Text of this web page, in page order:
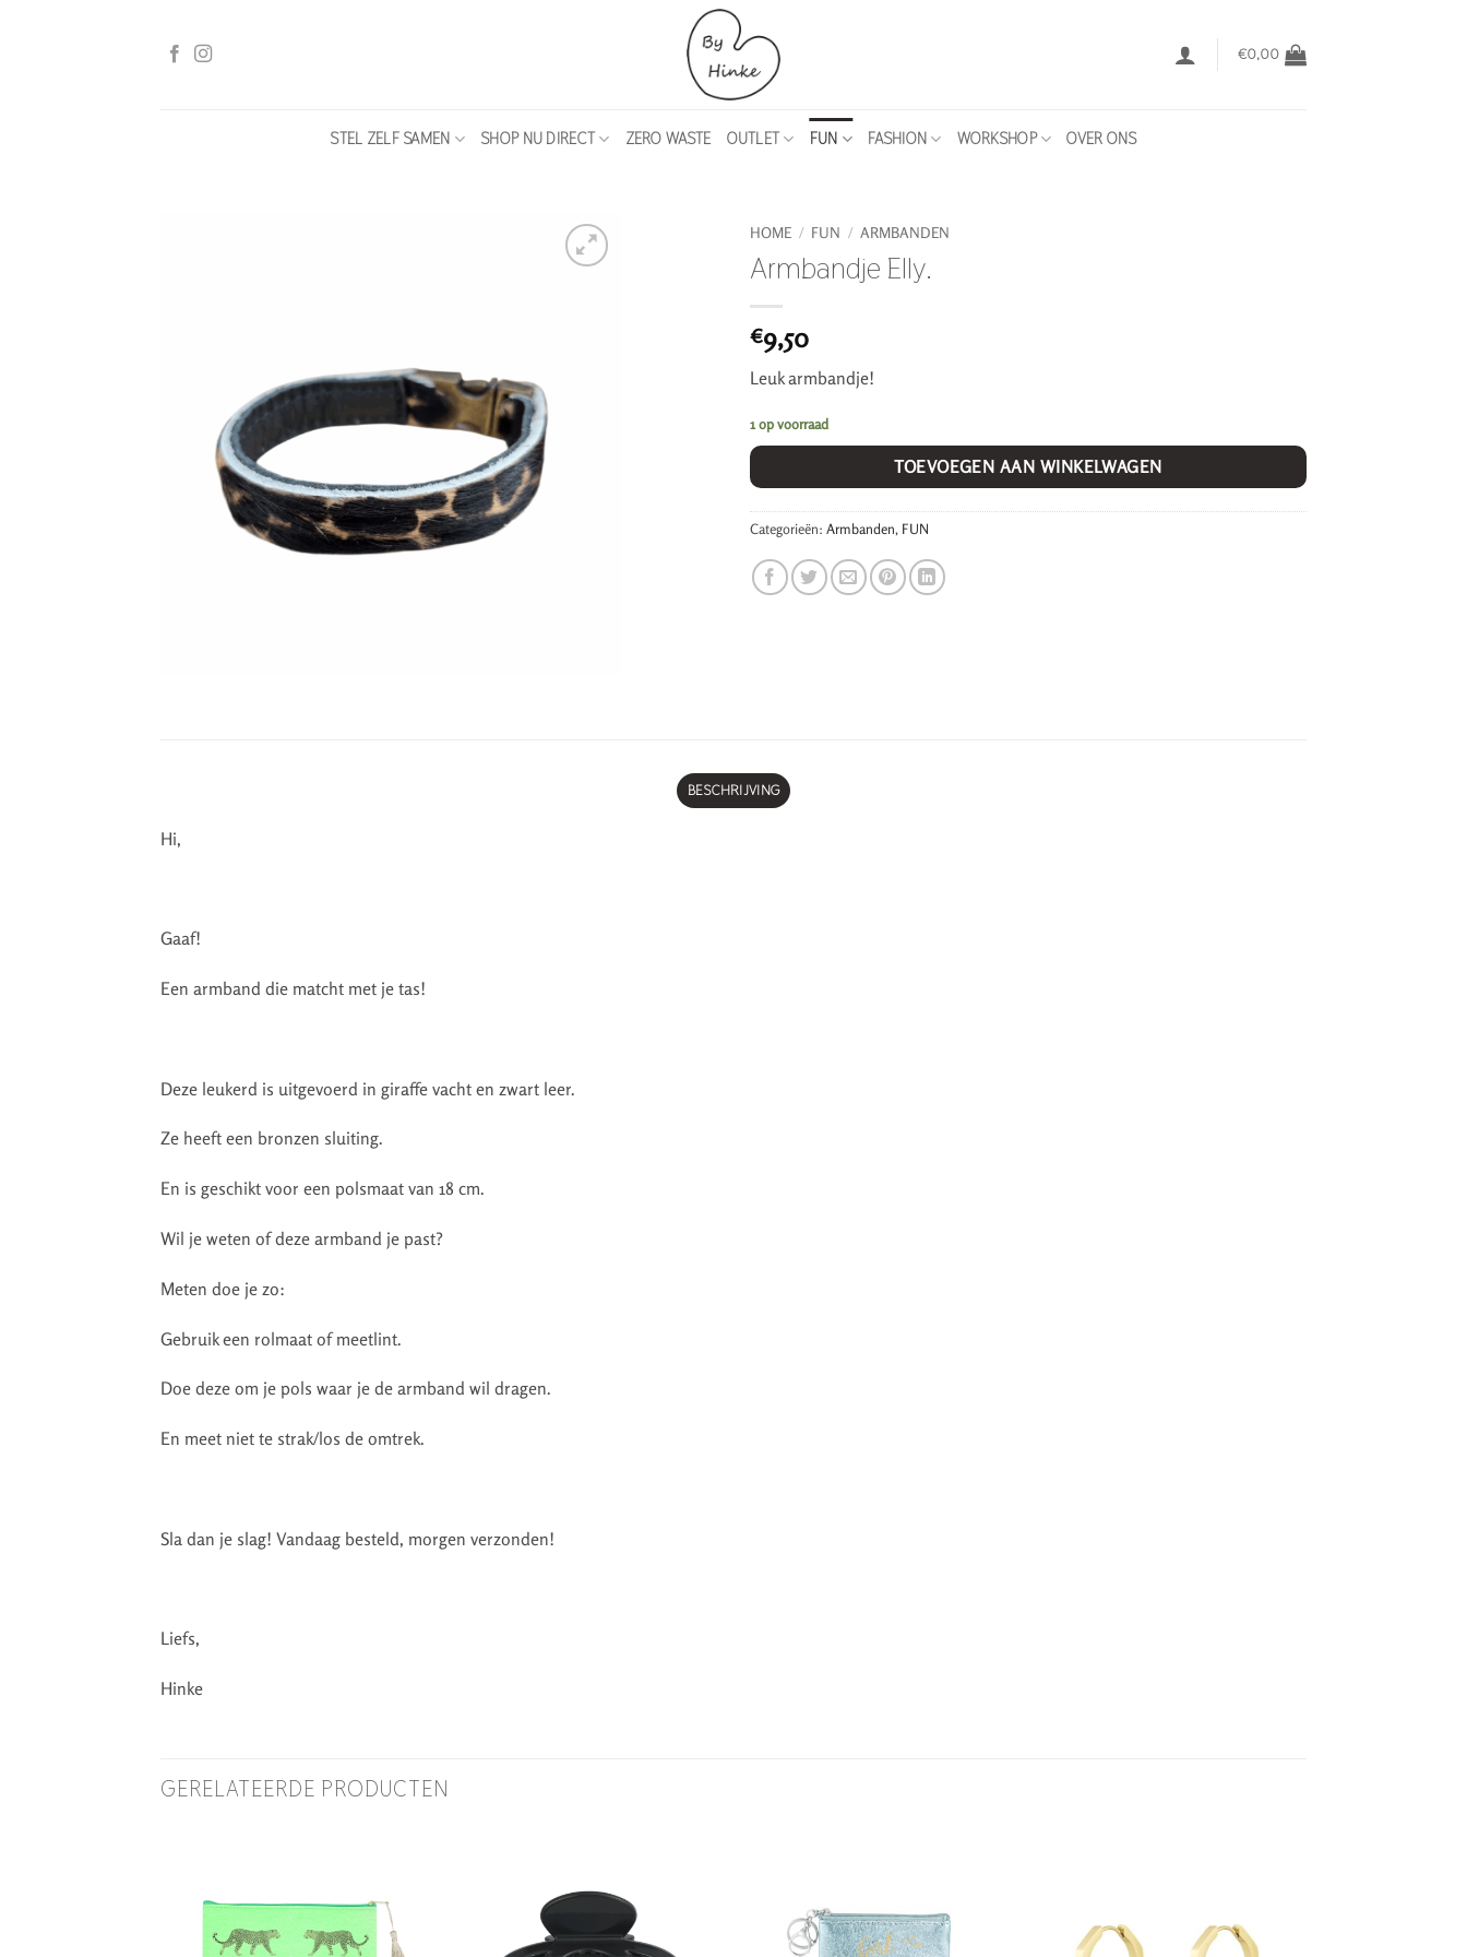
€0,00
STEL ZELF SAMEN SHOP NU DIRECT ZERO WASTE OUTLET FUN FASHION WORKSHOP OVER ONS
HOME / FUN / ARMBANDEN
Armbandje Elly.
€9,50
Leuk armbandje!
1 op voorraad
TOEVOEGEN AAN WINKELWAGEN
Categorieën: Armbanden, FUN
BESCHRIJVING
Hi,
Gaaf!
Een armband die matcht met je tas!
Deze leukerd is uitgevoerd in giraffe vacht en zwart leer.
Ze heeft een bronzen sluiting.
En is geschikt voor een polsmaat van 18 cm.
Wil je weten of deze armband je past?
Meten doe je zo:
Gebruik een rolmaat of meetlint.
Doe deze om je pols waar je de armband wil dragen.
En meet niet te strak/los de omtrek.
Sla dan je slag! Vandaag besteld, morgen verzonden!
Liefs,
Hinke
GERELATEERDE PRODUCTEN